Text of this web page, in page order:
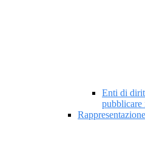
Enti di
pubblicare